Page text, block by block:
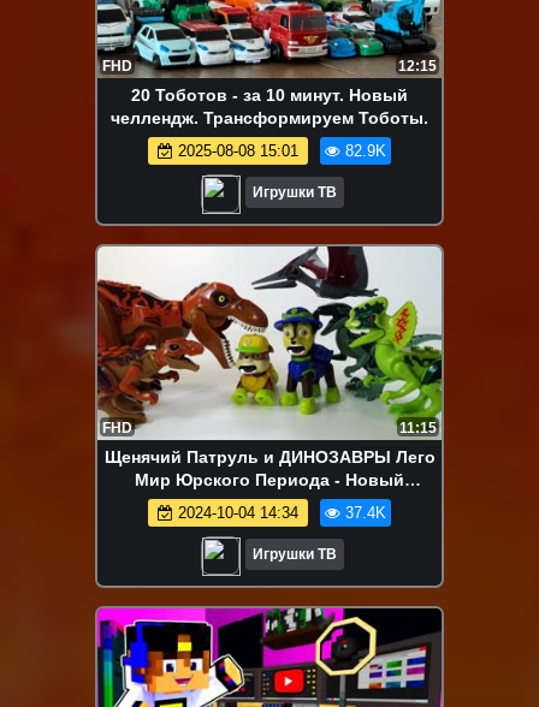
FHD 12:15
20 Тоботов - за 10 минут. Новый
челлендж. Трансформируем Тоботы.
2025-08-08 15:01 82.9K
Игрушки ТВ
FHD 11:15
Щенячий Патруль и ДИНОЗАВРЫ Лего
Мир Юрского Периода - Новый
Мультик для детей Игрушки LEGO 2018
2024-10-04 14:34 37.4K
Игрушки ТВ